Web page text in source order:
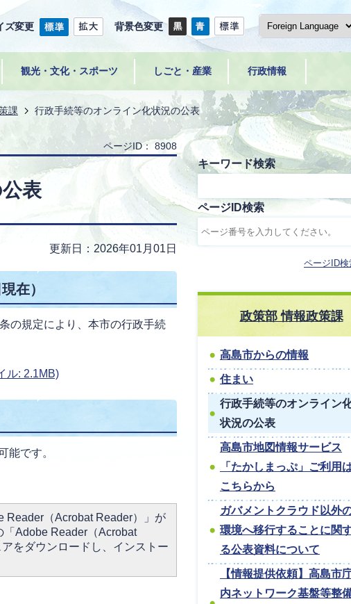
ズ変更 背景色変更
観光・文化・スポーツ しごと・産業 行政情報
課 行政手続等のオンライン化状況の公表
ページID： 8908
表
更新日：2026年01月01日
在）
の規定により、本市の行政手続
ル: 2.1MB)
能です。
Reader（Acrobat Reader）」が
Adobe Reader（Acrobat
をダウンロードし、インストー
キーワード検索
ページID検索
ページID検
政策部 情報政策課
高島市からの情報
住まい
行政手続等のオンライン
状況の公表
高島市地図情報サービス
「たかしまっぷ」ご利用
こちらから
ガバメントクラウド以外
環境へ移行することに関
る公表資料について
【情報提供依頼】高島市
内ネットワーク基盤等整